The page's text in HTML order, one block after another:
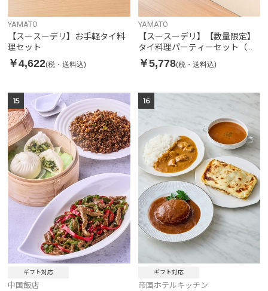
YAMATO
【スースーデリ】お手軽タイ料
理セット
￥4,622(税・送料込)
YAMATO
【スースーデリ】【数量限定】
タイ料理パーティーセット（カ
ノムモーケン付き）※10セット
限定
￥5,778(税・送料込)
15
ギフト対応
中国飯店
16
ギフト対応
帝国ホテルキッチン